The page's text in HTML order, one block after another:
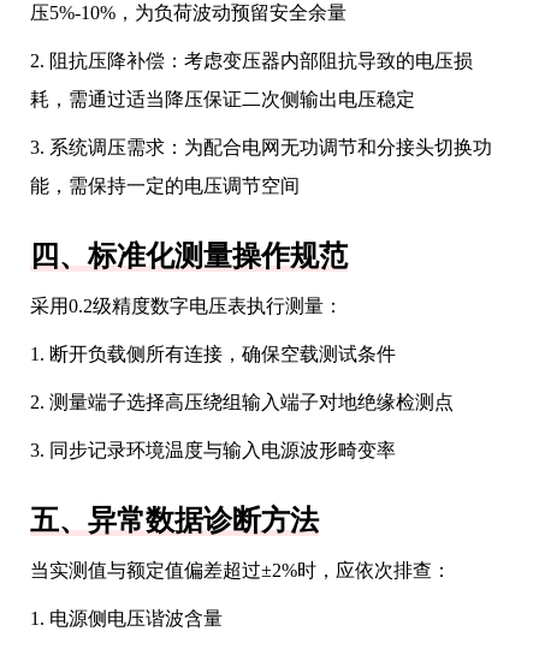
压5%-10%，为负荷波动预留安全余量
2. 阻抗压降补偿：考虑变压器内部阻抗导致的电压损
耗，需通过适当降压保证二次侧输出电压稳定
3. 系统调压需求：为配合电网无功调节和分接头切换功
能，需保持一定的电压调节空间
四、标准化测量操作规范
采用0.2级精度数字电压表执行测量：
1. 断开负载侧所有连接，确保空载测试条件
2. 测量端子选择高压绕组输入端子对地绝缘检测点
3. 同步记录环境温度与输入电源波形畸变率
五、异常数据诊断方法
当实测值与额定值偏差超过±2%时，应依次排查：
1. 电源侧电压谐波含量